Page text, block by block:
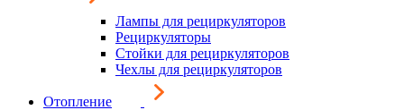
Лампы для рециркуляторов
Рециркуляторы
Стойки для рециркуляторов
Чехлы для рециркуляторов
Отопление